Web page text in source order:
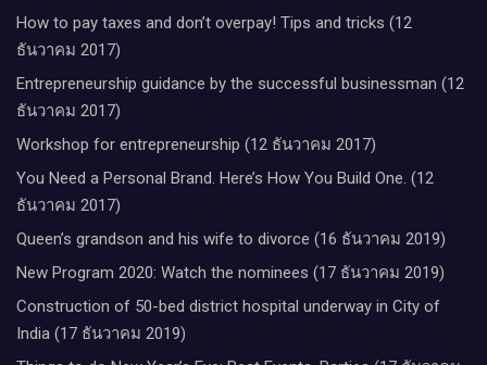
How to pay taxes and don’t overpay! Tips and tricks (12
ธันวาคม 2017)
Entrepreneurship guidance by the successful businessman (12
ธันวาคม 2017)
Workshop for entrepreneurship (12 ธันวาคม 2017)
You Need a Personal Brand. Here’s How You Build One. (12
ธันวาคม 2017)
Queen’s grandson and his wife to divorce (16 ธันวาคม 2019)
New Program 2020: Watch the nominees (17 ธันวาคม 2019)
Construction of 50-bed district hospital underway in City of
India (17 ธันวาคม 2019)